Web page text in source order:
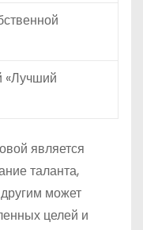
«Лучший
является
таланта,
может
целей и